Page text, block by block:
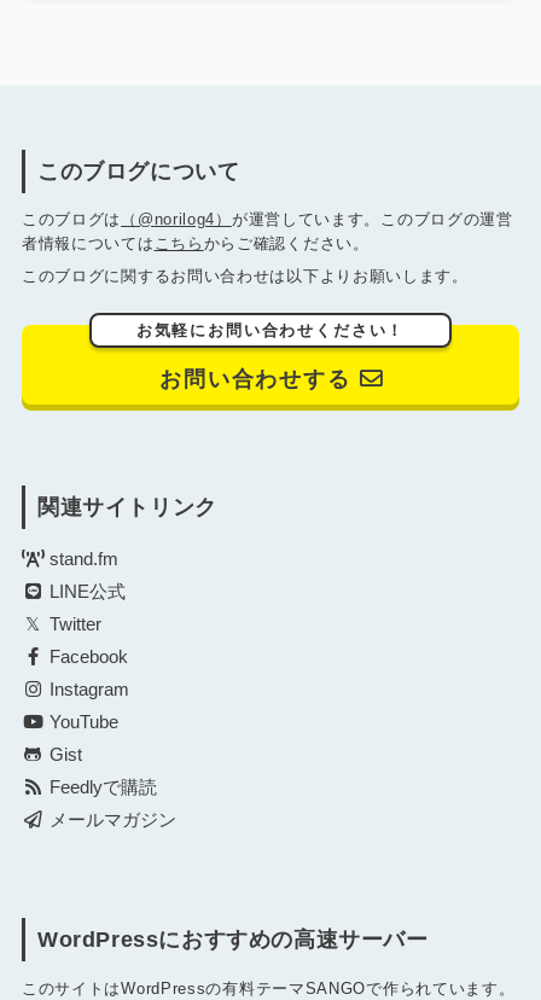
このブログについて
このブログは （@norilog4） が運営しています。このブログの運営
者情報については こちら からご確認ください。
このブログに関するお問い合わせは以下よりお願いします。
お気軽にお問い合わせください！
お問い合わせする
関連サイトリンク
stand.fm
LINE公式
Twitter
Facebook
Instagram
YouTube
Gist
Feedlyで購読
メールマガジン
WordPressにおすすめの高速サーバー
このサイトはWordPressの有料テーマSANGOで作られています。